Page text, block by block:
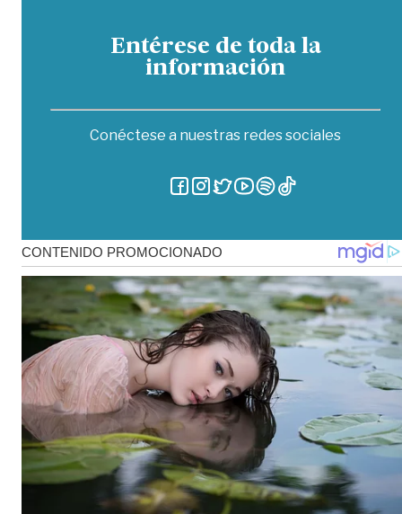
Entérese de toda la
información
Conéctese a nuestras redes sociales